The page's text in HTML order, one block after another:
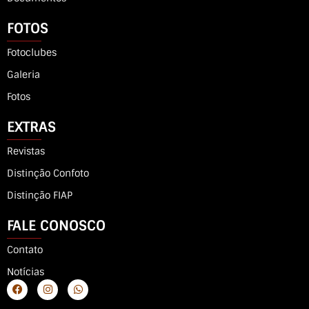
FOTOS
Fotoclubes
Galeria
Fotos
EXTRAS
Revistas
Distinção Confoto
Distinção FIAP
FALE CONOSCO
Contato
Notícias
F
a
c
I
n
s
W
h
a